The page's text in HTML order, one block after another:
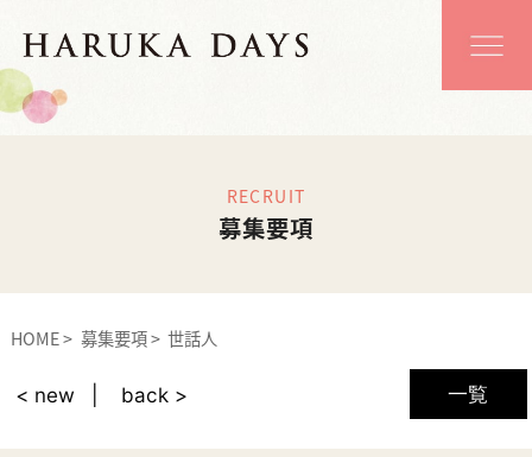
RECRUIT
募集要項
HOME 募集要項 世話人
一覧
< new back >